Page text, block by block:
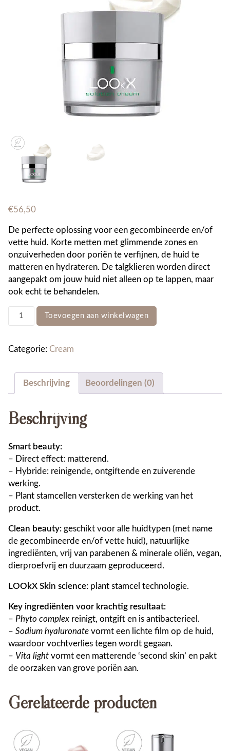
€56,50
De perfecte oplossing voor een gecombineerde en/of
vette huid. Korte metten met glimmende zones en
onzuiverheden door poriën te verfijnen, de huid te
matteren en hydrateren. De talgklieren worden direct
aangepakt om jouw huid niet alleen op te lappen, maar
ook echt te behandelen.
Solution
Cream
aantal
Toevoegen aan winkelwagen
Categorie: Cream
Beschrijving Beoordelingen (0)
Beschrijving
Smart beauty:
– Direct effect: matterend.
– Hybride: reinigende, ontgiftende en zuiverende
werking.
– Plant stamcellen versterken de werking van het
product.
Clean beauty: geschikt voor alle huidtypen (met name
de gecombineerde en/of vette huid), natuurlijke
ingrediënten, vrij van parabenen & minerale oliën, vegan,
dierproefvrij en duurzaam geproduceerd.
LOOkX Skin science: plant stamcel technologie.
Key ingrediënten voor krachtig resultaat:
– Phyto complex reinigt, ontgift en is antibacterieel.
– Sodium hyaluronate vormt een lichte film op de huid,
waardoor vochtverlies tegen wordt gegaan.
– Vita light vormt een matterende ‘second skin’ en pakt
de oorzaken van grove poriën aan.
Gerelateerde producten